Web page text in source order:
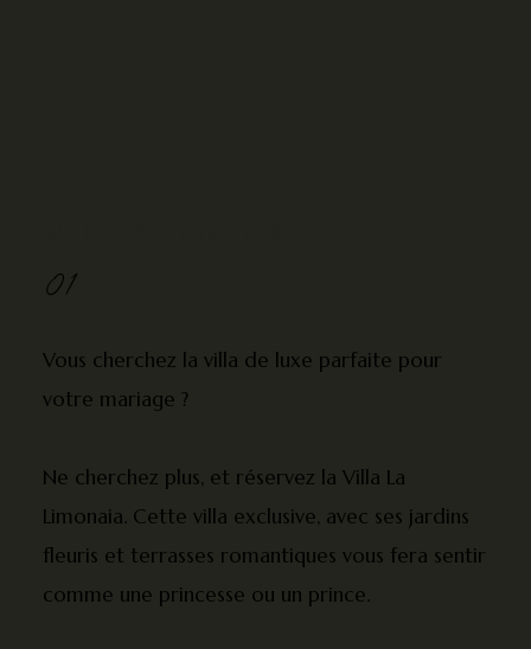
01
Vous cherchez la villa de luxe parfaite pour
votre mariage ?
Ne cherchez plus, et réservez la Villa La
Limonaia. Cette villa exclusive, avec ses jardins
fleuris et terrasses romantiques vous fera sentir
comme une princesse ou un prince.